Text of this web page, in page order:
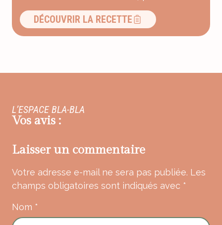
DÉCOUVRIR LA RECETTE
L’ESPACE BLA-BLA
Vos avis :
Laisser un commentaire
Votre adresse e-mail ne sera pas publiée. Les
champs obligatoires sont indiqués avec *
Nom *